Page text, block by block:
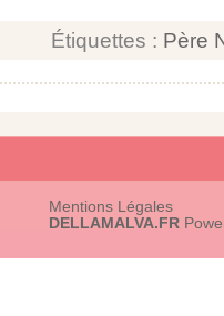
Étiquettes : Père
Mentions Légales
DELLAMALVA.FR